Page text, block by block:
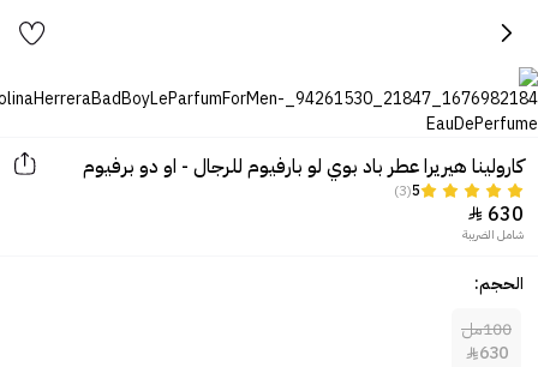
كارولينا هيريرا عطر باد بوي لو بارفيوم للرجال - او دو برفيوم
5
(3)
630

شامل الضريبة
الحجم:
100مل
630
